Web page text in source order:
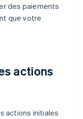
des paiements
que votre
actions
actions initiales